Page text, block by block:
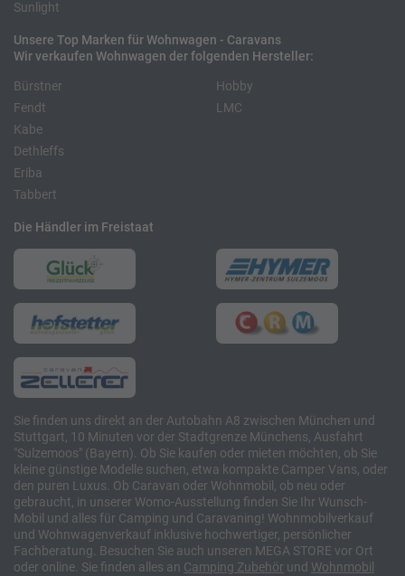
Sunlight
Unsere Top Marken für Wohnwagen - Caravans
Wir verkaufen Wohnwagen der folgenden Hersteller:
Bürstner
Fendt
Kabe
Hobby
LMC
Dethleffs
Eriba
Tabbert
Die Händler im Freistaat
Sie finden uns direkt an der Autobahn A8 zwischen München und
Stuttgart, 10 Minuten vor der Stadtgrenze Münchens, Ausfahrt
"Sulzemoos" (Bayern). Ob Sie kaufen oder mieten möchten, ob Sie
kleine günstige Modelle suchen, etwa kompakte Camper Vans, oder
den puren Luxus. Ob Caravan oder Wohnmobil, ob neu oder
gebraucht, in unserer Womo-Ausstellung finden Sie Ihr Wunsch-
Mobil und alles für Camping und Caravaning! Wohnmobilverkauf
und Wohnwagenverkauf inklusive hochwertiger, persönlicher
Fachberatung. Besuchen Sie auch unseren MEGA STORE vor Ort
oder online. Sie finden alles an Camping Zubehör und Wohnmobil